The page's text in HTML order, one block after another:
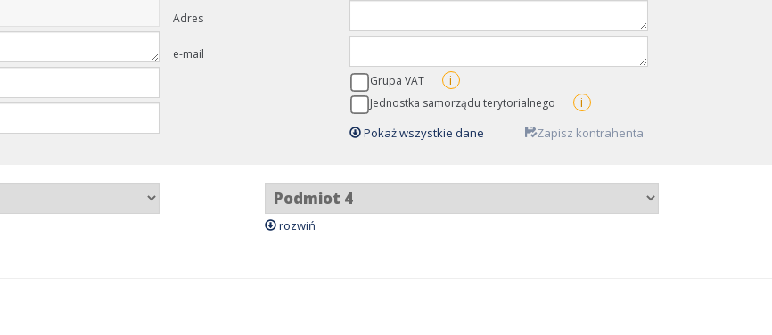
Adres
e-mail
Grupa VAT
i
Jednostka samorządu terytorialnego i
Pokaż wszystkie dane Zapisz kontrahenta
rozwiń